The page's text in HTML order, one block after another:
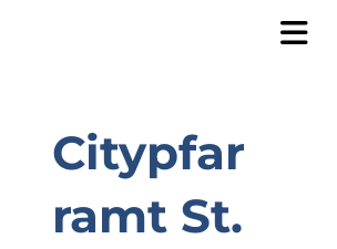
Citypfar
ramt St.